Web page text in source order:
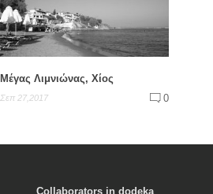
Μέγας Λιμνιώνας, Χίος
Σεπ 27,2017 0
Collaborators in dodeka